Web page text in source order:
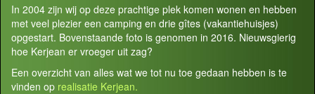
In 2004 zijn wij op deze prachtige plek komen wonen en hebben
met veel plezier een camping en drie gîtes (vakantiehuisjes)
opgestart. Bovenstaande foto is genomen in 2016. Nieuwsgierig
hoe Kerjean er vroeger uit zag?
Een overzicht van alles wat we tot nu toe gedaan hebben is te
vinden op realisatie Kerjean.